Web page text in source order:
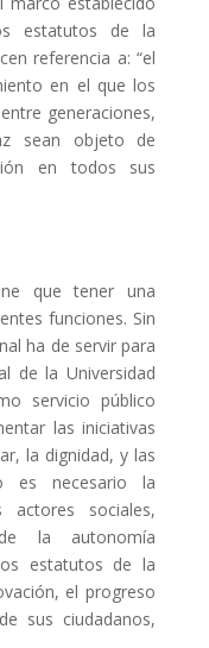
estatutos de la
referencia a: “el
en el que los
generaciones,
sean objeto de
en todos sus
que tener una
funciones. Sin
ha de servir para
de la Universidad
servicio público
las iniciativas
la dignidad, y las
es necesario la
actores sociales,
la autonomía
estatutos de la
el progreso
sus ciudadanos,